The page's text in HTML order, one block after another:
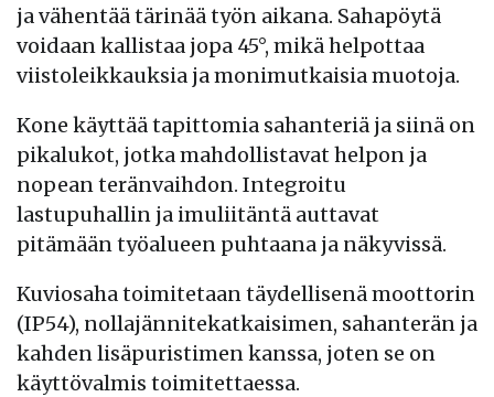
ja vähentää tärinää työn aikana. Sahapöytä
voidaan kallistaa jopa 45°, mikä helpottaa
viistoleikkauksia ja monimutkaisia muotoja.
Kone käyttää tapittomia sahanteriä ja siinä on
pikalukot, jotka mahdollistavat helpon ja
nopean teränvaihdon. Integroitu
lastupuhallin ja imuliitäntä auttavat
pitämään työalueen puhtaana ja näkyvissä.
Kuviosaha toimitetaan täydellisenä moottorin
(IP54), nollajännitekatkaisimen, sahanterän ja
kahden lisäpuristimen kanssa, joten se on
käyttövalmis toimitettaessa.